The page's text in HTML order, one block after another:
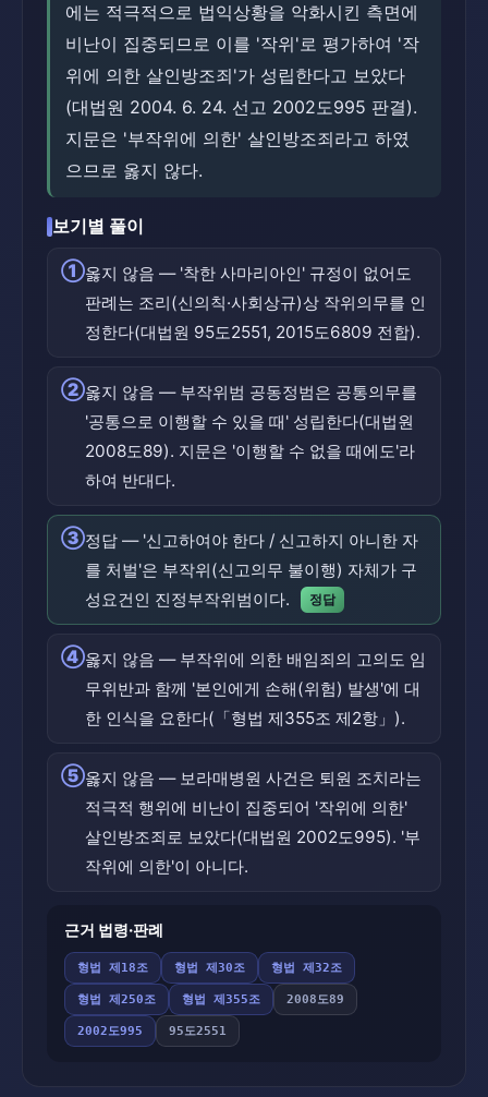
에는 적극적으로 법익상황을 악화시킨 측면에
비난이 집중되므로 이를 '작위'로 평가하여 '작
위에 의한 살인방조죄'가 성립한다고 보았다
(대법원 2004. 6. 24. 선고 2002도995 판결).
지문은 '부작위에 의한' 살인방조죄라고 하였
으므로 옳지 않다.
보기별 풀이
①옳지 않음 — '착한 사마리아인' 규정이 없어도
판례는 조리(신의칙·사회상규)상 작위의무를 인
정한다(대법원 95도2551, 2015도6809 전합).
②옳지 않음 — 부작위범 공동정범은 공통의무를
'공통으로 이행할 수 있을 때' 성립한다(대법원
2008도89). 지문은 '이행할 수 없을 때에도'라
하여 반대다.
③정답 — '신고하여야 한다 / 신고하지 아니한 자
를 처벌'은 부작위(신고의무 불이행) 자체가 구
성요건인 진정부작위범이다.
정답
④옳지 않음 — 부작위에 의한 배임죄의 고의도 임
무위반과 함께 '본인에게 손해(위험) 발생'에 대
한 인식을 요한다(「형법 제355조 제2항」).
⑤옳지 않음 — 보라매병원 사건은 퇴원 조치라는
적극적 행위에 비난이 집중되어 '작위에 의한'
살인방조죄로 보았다(대법원 2002도995). '부
작위에 의한'이 아니다.
근거 법령·판례
형법 제18조 형법 제30조 형법 제32조
형법 제250조 형법 제355조 2008도89
2002도995 95도2551